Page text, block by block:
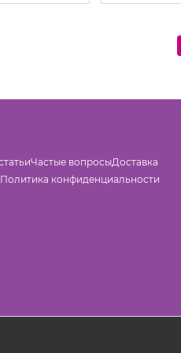
Частые вопросыДоставка
Политика конфиденциальности